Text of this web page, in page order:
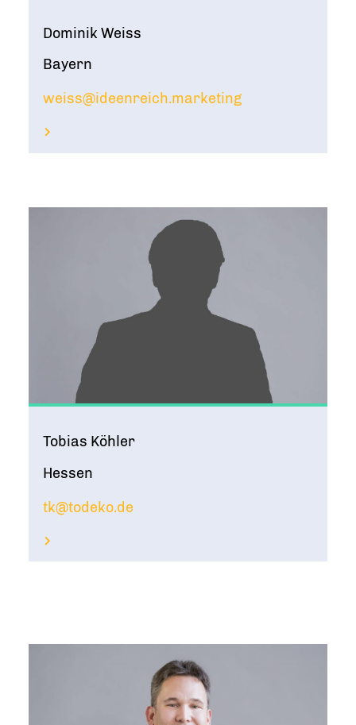
Dominik Weiss
Bayern
weiss@ideenreich.marketing
Tobias Köhler
Hessen
tk@todeko.de